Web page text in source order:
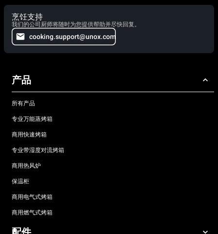
烹饪支持
我们的公司厨师将随时为您提供帮助并尽快回复。
cooking.support@unox.com
产品
所有产品
专业万能蒸烤箱
商用快速烤箱
专业带湿度对流烤箱
商用热风炉
保温柜
商用电气式烤箱
商用燃气式烤箱